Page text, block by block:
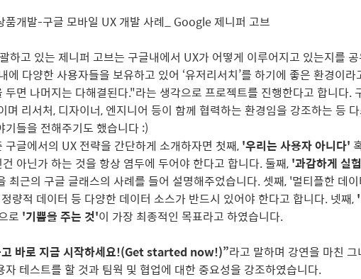
품개발-구글 모바일 UX 개발 사례_ Google 제니퍼 고브
하고 있는 제니퍼 고브는 구글내에서 UX가 어떻게 이루어지고 있는지를
에 다양한 사용자들을 보유하고 있어 ‘유저리서치’를 하기에 좋은 환경이
두면 나머지는 다해결된다."라는 생각으로 프로젝트를 진행한다고 합니다.
며 리서처, 디자이너, 엔지니어 등이 함께 협력하는 환경임을 강조하는 등
기들을 전해주기도 했습니다 :)
구글에서의 UX 전략을 간단하게 소개하자면 첫째, '우리는 사용자 아니다'
아닌가 하는 것을 항상 염두에 두어야 한다고 합니다. 둘째, '과감하게 실
최근의 구글 글래스의 사례를 들어 설명해주었습니다. 셋째, '멀티플한 데
량적 데이터 등 다양한 데이터 소스가 반드시 있어야 한다고 합니다. 넷째, '
로 '기쁨을 주는 것'이 가장 최종적인 목표라고 하였습니다.
고 바로 지금 시작하세요!(Get started now!)”라고 말하며 강연을 마친 그
자 테스트를 할 것과 팀웍 및 협업에 대한 중요성을 강조하였습니다.